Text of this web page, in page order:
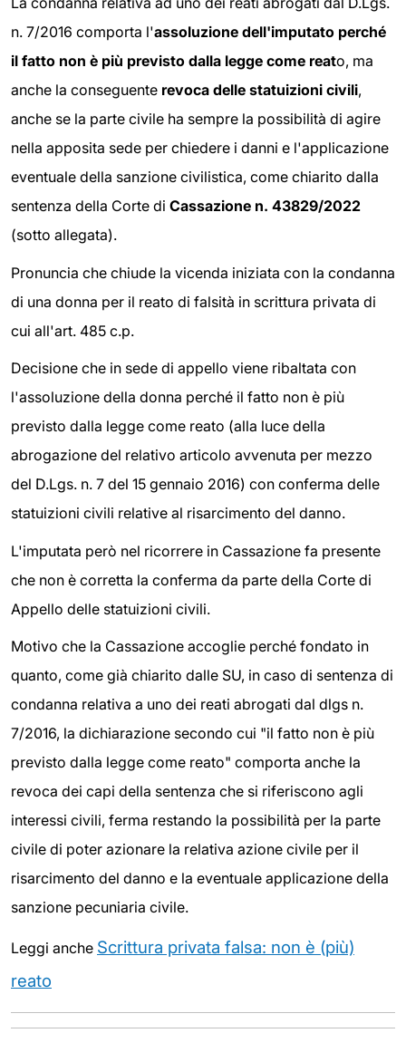
n. 7/2016 comporta l'assoluzione dell'imputato perché
il fatto non è più previsto dalla legge come reato, ma
anche la conseguente revoca delle statuizioni civili,
anche se la parte civile ha sempre la possibilità di agire
nella apposita sede per chiedere i danni e l'applicazione
eventuale della sanzione civilistica, come chiarito dalla
sentenza della Corte di Cassazione n. 43829/2022
(sotto allegata).
Pronuncia che chiude la vicenda iniziata con la condanna
di una donna per il reato di falsità in scrittura privata di
cui all'art. 485 c.p.
Decisione che in sede di appello viene ribaltata con
l'assoluzione della donna perché il fatto non è più
previsto dalla legge come reato (alla luce della
abrogazione del relativo articolo avvenuta per mezzo
del D.Lgs. n. 7 del 15 gennaio 2016) con conferma delle
statuizioni civili relative al risarcimento del danno.
L'imputata però nel ricorrere in Cassazione fa presente
che non è corretta la conferma da parte della Corte di
Appello delle statuizioni civili.
Motivo che la Cassazione accoglie perché fondato in
quanto, come già chiarito dalle SU, in caso di sentenza di
condanna relativa a uno dei reati abrogati dal dlgs n.
7/2016, la dichiarazione secondo cui "il fatto non è più
previsto dalla legge come reato" comporta anche la
revoca dei capi della sentenza che si riferiscono agli
interessi civili, ferma restando la possibilità per la parte
civile di poter azionare la relativa azione civile per il
risarcimento del danno e la eventuale applicazione della
sanzione pecuniaria civile.
Leggi anche Scrittura privata falsa: non è (più)
reato